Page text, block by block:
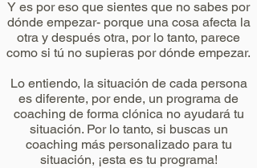
Y es por eso que sientes que no sabes por
dónde empezar- porque una cosa afecta la
otra y después otra, por lo tanto, parece
como si tú no supieras por dónde empezar.
Lo entiendo, la situación de cada persona
es diferente, por ende, un programa de
coaching de forma clónica no ayudará tu
situación. Por lo tanto, si buscas un
coaching más personalizado para tu
situación, ¡esta es tu programa!